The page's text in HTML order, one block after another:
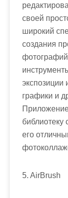
своей
широкий
создания
экспозиции
графики и
библиотеку
его
5. AirBrush